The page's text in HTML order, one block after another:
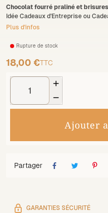
Chocolat fourré praliné et
Idée Cadeaux d'Entreprise ou
Plus d'infos
Rupture de stock
18,00 €TTC


Ajouter
Partager
GARANTIES SÉCURITÉ